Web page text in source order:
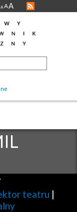
A AA
teatru |